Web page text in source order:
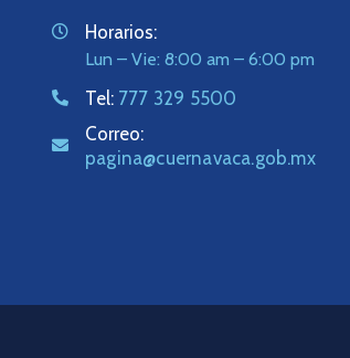
Horarios:
Lun – Vie: 8:00 am – 6:00 pm
Tel: 777 329 5500
Correo:
pagina@cuernavaca.gob.mx